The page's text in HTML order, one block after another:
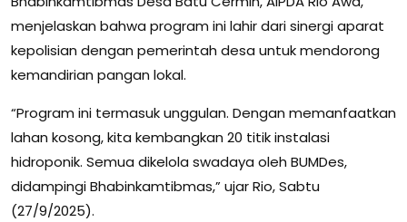
menjelaskan bahwa program ini lahir dari sinergi aparat
kepolisian dengan pemerintah desa untuk mendorong
kemandirian pangan lokal.
“Program ini termasuk unggulan. Dengan memanfaatkan
lahan kosong, kita kembangkan 20 titik instalasi
hidroponik. Semua dikelola swadaya oleh BUMDes,
didampingi Bhabinkamtibmas,” ujar Rio, Sabtu
(27/9/2025).